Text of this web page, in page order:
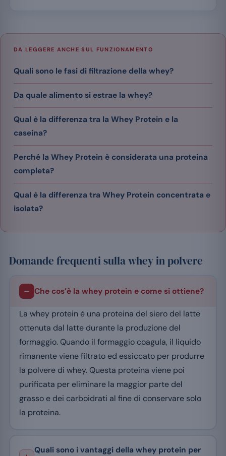
DA LEGGERE ANCHE SUL FUNZIONAMENTO
Quali sono le fasi di filtrazione della whey?
Da quale alimento si estrae la whey?
Qual è la differenza tra la Whey Protein e la
caseina?
Perché la Whey Protein è considerata una proteina
completa?
Qual è la differenza tra Whey Protein concentrata e
isolata?
Domande frequenti sulla whey in polvere
Che cos’è la whey protein e come si ottiene?
La whey protein è una proteina del siero del latte
ottenuta dal latte durante la produzione del
formaggio. Quando il formaggio coagula, il liquido
rimanente viene filtrato ed essiccato per produrre
la polvere di whey. Questa proteina viene poi
purificata per eliminare la maggior parte del
grasso e dei carboidrati al fine di conservare solo
la proteina.
Quali sono i vantaggi della whey protein per